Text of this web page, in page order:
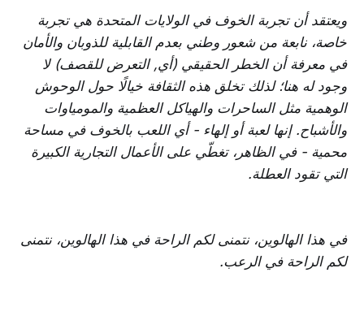
ويعتقد أن تجربة الخوف في الولايات المتحدة هي تجربة
خاصة، نابعة من شعور وطني بعدم القابلية للذوبان والأمان
في معرفة أن الخطر الحقيقي (أي, التعرض للقصف) لا
وجود له هنا؛ لذلك تخلق هذه الثقافة خيالًا حول الوحوش
الوهمية مثل الساحرات والهياكل العظمية والمومياوات
والأشباح. إنها لعبة أو إلهاء - أي اللعب بالخوف في مساحة
محمية - في الظاهر، تغطّي على الأعمال التجارية الكبيرة
التي تقود العطلة.
في هذا الهالوين، نتمنى لكم الراحة في هذا الهالوين، نتمنى
لكم الراحة في الرعب.